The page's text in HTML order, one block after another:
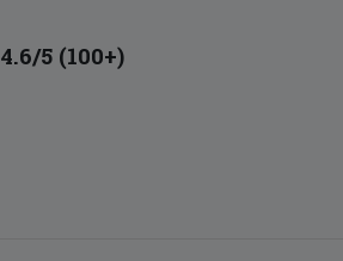
4.6/5 (100+)